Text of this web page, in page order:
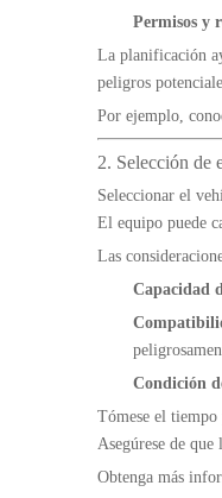
Permisos y
La planificación
peligros
Por ejemplo,
2. Selección de
Seleccionar el
El equipo puede
Las
Capacidad
Condición
Tómese el tiempo
Asegúrese de
Obtenga más